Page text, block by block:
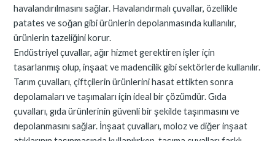
havalandırılmasını sağlar. Havalandırmalı çuvallar, özellikle
patates ve soğan gibi ürünlerin depolanmasında kullanılır,
ürünlerin tazeliğini korur.
Endüstriyel çuvallar, ağır hizmet gerektiren işler için
tasarlanmış olup, inşaat ve madencilik gibi sektörlerde kullanılır.
Tarım çuvalları, çiftçilerin ürünlerini hasat ettikten sonra
depolamaları ve taşımaları için ideal bir çözümdür. Gıda
çuvalları, gıda ürünlerinin güvenli bir şekilde taşınmasını ve
depolanmasını sağlar. İnşaat çuvalları, moloz ve diğer inşaat